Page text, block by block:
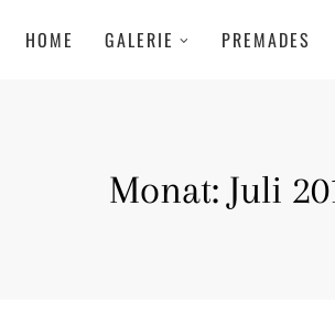
HOME GALERIE PREMADES
Monat: Juli